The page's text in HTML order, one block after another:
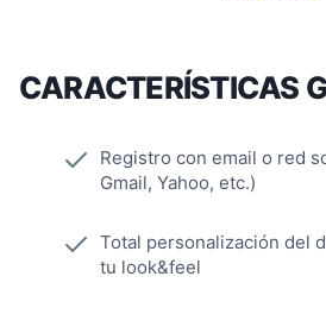
CARACTERÍSTICAS
Registro con email o red
Gmail, Yahoo, etc.)
Total personalización del
tu look&feel